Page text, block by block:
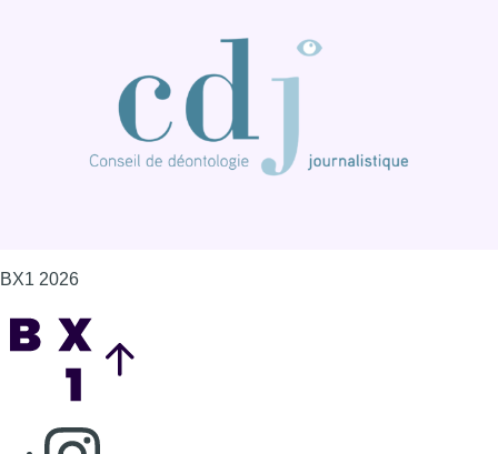
BX1 2026
Consulter page Instagram